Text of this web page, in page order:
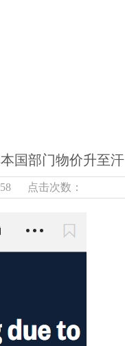
国部门物价升至汗
点击次数：